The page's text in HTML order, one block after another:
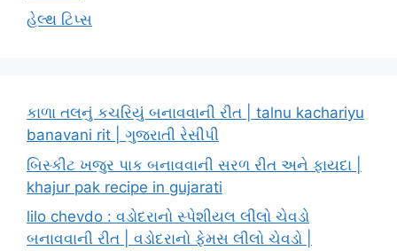
હેલ્થ ટિપ્સ
કાળા તલનું કચરિયું બનાવવાની રીત | talnu kachariyu
banavani rit | ગુજરાતી રેસીપી
બિસ્કીટ ખજુર પાક બનાવવાની સરળ રીત અને ફાયદા |
khajur pak recipe in gujarati
lilo chevdo : વડોદરાનો સ્પેશીયલ લીલો ચેવડો
બનાવવાની રીત | વડોદરાનો ફેમસ લીલો ચેવડો |